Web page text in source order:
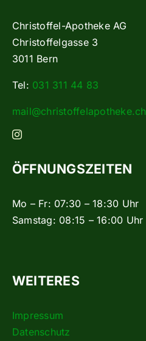
Christoffel-Apotheke AG
Christoffelgasse 3
3011 Bern
Tel: 031 311 44 83
mail@christoffelapotheke.ch
ÖFFNUNGSZEITEN
Mo – Fr: 07:30 – 18:30 Uhr
Samstag: 08:15 – 16:00 Uhr
WEITERES
Impressum
Datenschutz